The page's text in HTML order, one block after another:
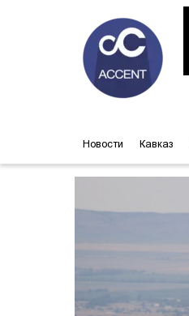
Новости Кавказ